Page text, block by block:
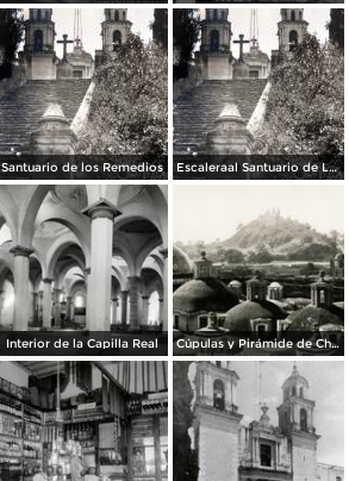
Santuario de los Remedios Escaleraal Santuario de Los Remedios
Interior de la Capilla Real Cúpulas y Pirámide de Cholula